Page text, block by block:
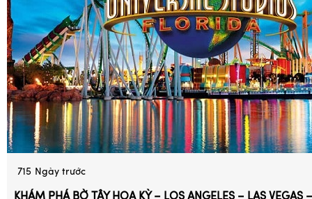
715 Ngày trước
KHÁM PHÁ BỜ TÂY HOA KỲ – LOS ANGELES – LAS VEGAS